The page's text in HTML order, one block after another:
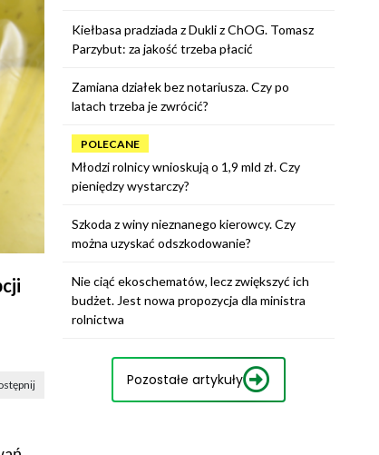
Kiełbasa pradziada z Dukli z ChOG. Tomasz
Parzybut: za jakość trzeba płacić
Zamiana działek bez notariusza. Czy po
latach trzeba je zwrócić?
POLECANE
Młodzi rolnicy wnioskują o 1,9 mld zł. Czy
pieniędzy wystarczy?
Szkoda z winy nieznanego kierowcy. Czy
można uzyskać odszkodowanie?
Nie ciąć ekoschematów, lecz zwiększyć ich
budżet. Jest nowa propozycja dla ministra
rolnictwa
Pozostałe artykuły